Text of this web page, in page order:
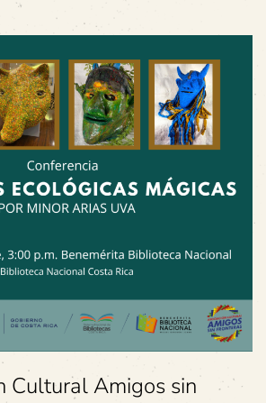
Cultural Amigos sin